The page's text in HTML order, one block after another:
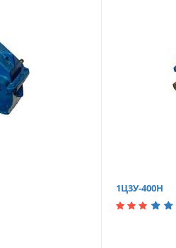
1Ц3У-400Н